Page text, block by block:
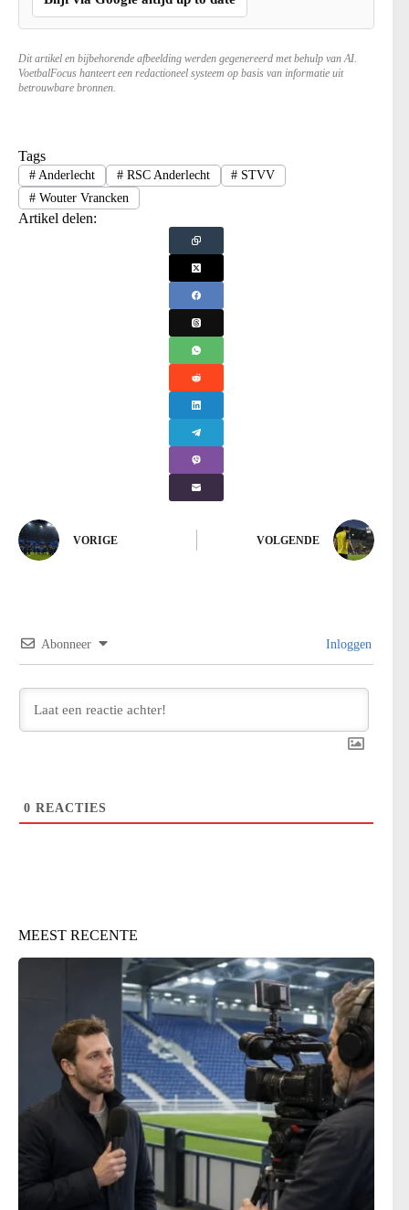
Dit artikel en bijbehorende afbeelding werden gegenereerd met behulp van AI.
VoetbalFocus hanteert een redactioneel systeem op basis van informatie uit
betrouwbare bronnen.
Tags
#Anderlecht #RSC Anderlecht # STVV
#Wouter Vrancken
Artikel delen:
VORIGE VOLGENDE
Abonneer Inloggen
0 REACTIES
MEEST RECENTE